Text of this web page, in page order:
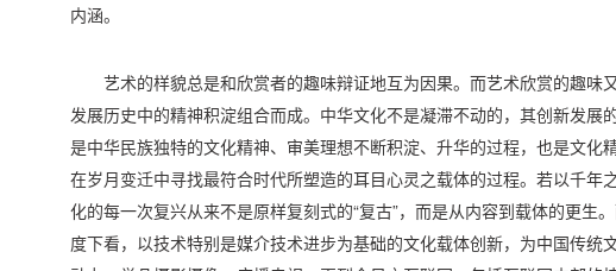
内涵。
艺术的样貌总是和欣赏者的趣味辩证地互为因果。而艺术欣赏的趣味
发展历史中的精神积淀组合而成。中华文化不是凝滞不动的，其创新发展
是中华民族独特的文化精神、审美理想不断积淀、升华的过程，也是文化
在岁月变迁中寻找最符合时代所塑造的耳目心灵之载体的过程。若以千年
化的每一次复兴从来不是原样复刻式的“复古”，而是从内容到载体的更生
度下看，以技术特别是媒介技术进步为基础的文化载体创新，为中国传统